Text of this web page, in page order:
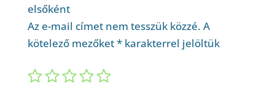
elsőként
Az e-mail címet nem tesszük közzé. A
kötelező mezőket*karakterrel jelöltük